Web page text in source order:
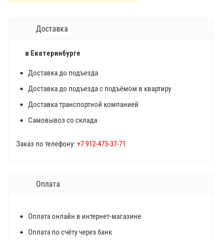
Доставка
в Екатеринбурге
Доставка до подъезда
Доставка до подъезда с подъёмом в квартиру
Доставка транспортной компанией
Самовывоз со склада
Заказ по телефону: +7 912-473-37-71
Оплата
Оплата онлайн в интернет-магазине
Оплата по счёту через банк